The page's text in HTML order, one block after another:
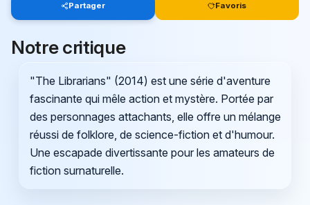
Partager Favoris
Notre critique
"The Librarians" (2014) est une série d'aventure
fascinante qui mêle action et mystère. Portée par
des personnages attachants, elle offre un mélange
réussi de folklore, de science-fiction et d'humour.
Une escapade divertissante pour les amateurs de
fiction surnaturelle.